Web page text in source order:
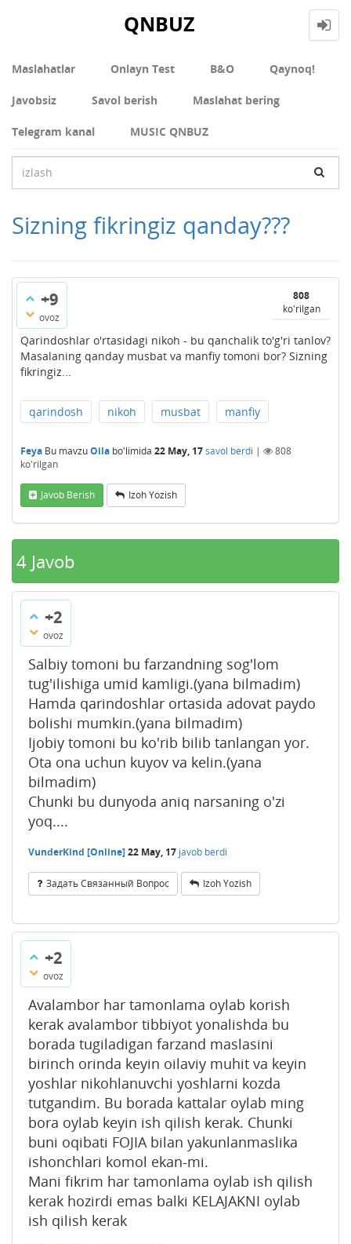
QNBUZ
Maslahatlar Onlayn Test В&О Qaynoq!
Javobsiz Savol berish Maslahat bering
Telegram kanal MUSIC QNBUZ
Sizning fikringiz qanday???
+9
ovoz
808
ko'rilgan
Qarindoshlar o'rtasidagi nikoh - bu qanchalik to'g'ri tanlov?
Masalaning qanday musbat va manfiy tomoni bor? Sizning
fikringiz...
qarindosh nikoh musbat manfiy
Feya Bu mavzuOila bo'limida 22 May, 17savol berdi |
808
ko'rilgan
Javob Berish Izoh Yozish
4 Javob
+2
ovoz
Salbiy tomoni bu farzandning sog'lom
tug'ilishiga umid kamligi.(yana bilmadim)
Hamda qarindoshlar ortasida adovat paydo
bolishi mumkin.(yana bilmadim)
Ijobiy tomoni bu ko'rib bilib tanlangan yor.
Ota ona uchun kuyov va kelin.(yana
bilmadim)
Chunki bu dunyoda aniq narsaning o'zi
yoq....
VunderKind [Online]22 May, 17 javob berdi
Задать Связанный Вопрос Izoh Yozish
+2
ovoz
Avalambor har tamonlama oylab korish
kerak avalambor tibbiyot yonalishda bu
borada tugiladigan farzand maslasini
birinch orinda keyin oilaviy muhit va keyin
yoshlar nikohlanuvchi yoshlarni kozda
tutgandim. Bu borada kattalar oylab ming
bora oylab keyin ish qilish kerak. Chunki
buni oqibati FOJIA bilan yakunlanmaslika
ishonchlari komol ekan-mi.
Mani fikrim har tamonlama oylab ish qilish
kerak hozirdi emas balki KELAJAKNI oylab
ish qilish kerak